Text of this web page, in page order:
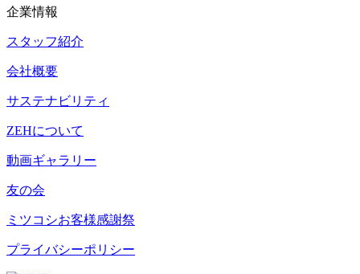
企業情報
スタッフ紹介
会社概要
サステナビリティ
ZEHについて
動画ギャラリー
友の会
ミツコシお客様感謝祭
プライバシーポリシー